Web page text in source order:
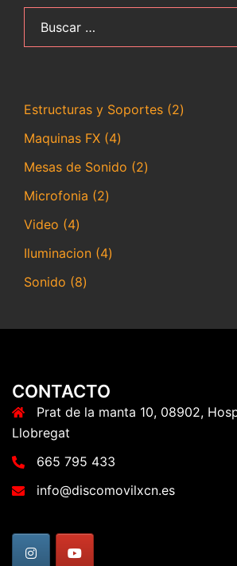
Estructuras y Soportes 22
Maquinas FX 44
productos
Mesas de Sonido 22
Microfonia 22
Video 44
productos
Iluminacion 44
Sonido 88
CONTACTO
Prat de la manta 10, 08902,
Llobregat
665 795 433
info@discomovilxcn.es